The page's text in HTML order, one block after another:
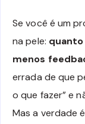
Se você é um
na pele: quanto
menos
errada de que
o que fazer” e
Mas a verdade